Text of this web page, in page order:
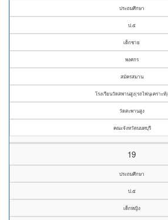
ประถมศึกษา
ป.๕
เด็กชาย
พงศกร
สมัครสมาน
โรงเรียนวัดสพานสูง(รถไฟนุเคราะห์)
วัดสะพานสูง
คณะจังหวัดนนทบุรี
19
ประถมศึกษา
ป.๕
เด็กหญิง